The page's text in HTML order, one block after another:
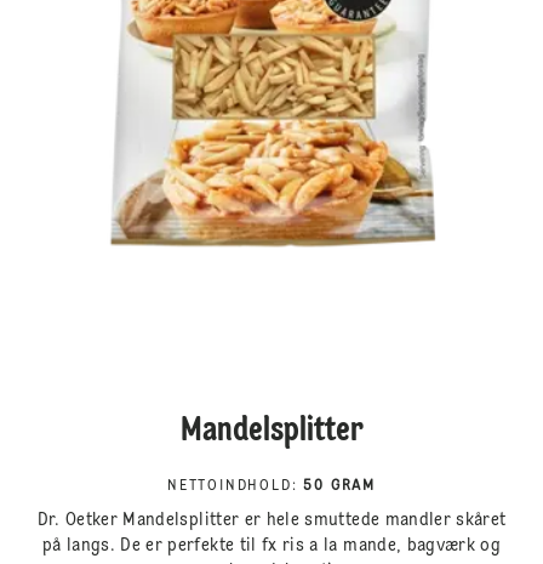
Mandelsplitter
NETTOINDHOLD : 50 GRAM
Dr. Oetker Mandelsplitter er hele smuttede mandler skåret
på langs. De er perfekte til fx ris a la mande, bagværk og